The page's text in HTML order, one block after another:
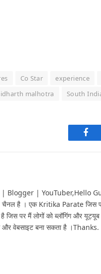
Co Star experience
malhotra South
Blogger | YouTuber,Hello
चैनल है । एक Kritika Parate
जिस पर मैं लोगों को ब्लॉगिंग और
वेबसाइट बना सकता है ।Thanks.